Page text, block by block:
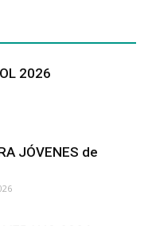
2026
JÓVENES de